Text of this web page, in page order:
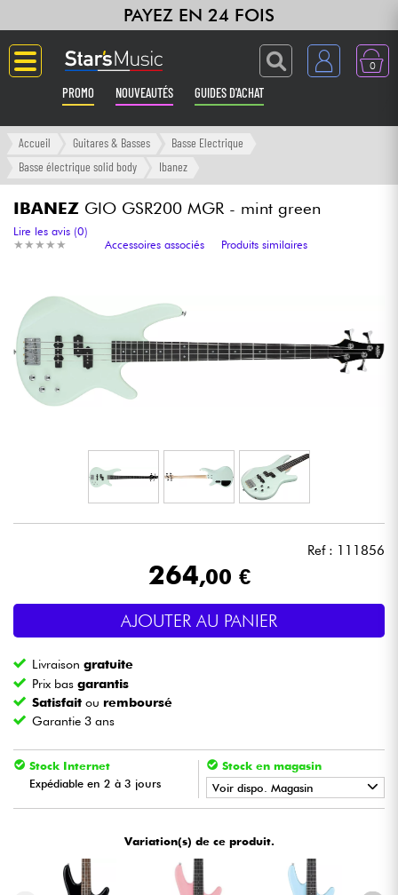
PAYEZ EN 24 FOIS
0
PROMO NOUVEAUTÉS GUIDES D'ACHAT
Langue
Amplis & Effets
Synthés & Sampleurs
Home Studio
Eclairage
Vents
Eveil Musical
Câbles & Access.
HiFi
Accueil Guitares & Basses
Basse Electrique
Basse électrique solid body
Ibanez
IBANEZ GIO GSR200 MGR - mint green
★ ★ ★ ★ ★
★ ★ ★ ★ ★
Lire les avis (0)
Accessoires associés
Produits similaires
Ref : 111856
264,00 €
AJOUTER AU PANIER
Livraisongratuite
Prix basgarantis
Satisfait ou remboursé
Garantie 3 ans
Stock Internet
Expédiable en 2 à 3 jours
Stock en magasin
Voir dispo. Magasin
Variation(s) de ce produit.